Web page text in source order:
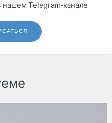
нашем Telegram‑канале